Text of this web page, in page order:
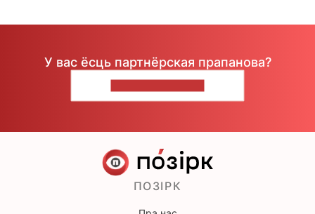
У вас ёсць партнёрская прапанова?
ПОЗІРК